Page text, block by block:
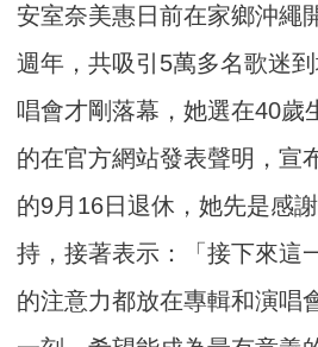
安室奈美惠日前在家鄉沖繩
週年，共吸引5萬多名歌迷
唱會才剛落幕，她選在40歲
的在官方網站發表聲明，宣
的9月16日退休，她先是感
持，接著表示：「接下來這
的注意力都放在專輯和演唱